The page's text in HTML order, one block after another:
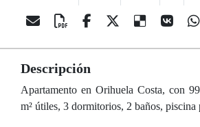
Descripción
Apartamento en Orihuela Costa, con
m² útiles, 3 dormitorios, 2 baños, piscina